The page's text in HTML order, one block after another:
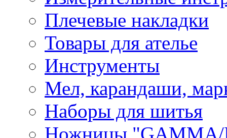
Плечевые накладки
Товары для ателье
Инструменты
Мел, карандаши,
Наборы для шитья
Ножницы "GAMMA/